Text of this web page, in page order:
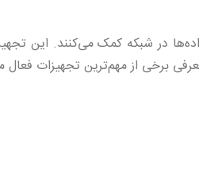
در شبکه کمک می‌کنند. این
برخی از مهم‌ترین تجهیزات فعال